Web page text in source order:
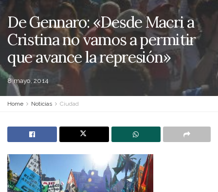
De Gennaro: «Desde Macri a
Cristina no vamos a permitir
que avance la represión»
8 mayo, 2014
Home Noticias Ciudad